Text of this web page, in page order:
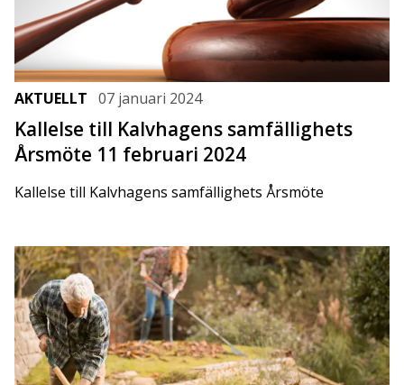
AKTUELLT 07 januari 2024
Kallelse till Kalvhagens samfällighets
Årsmöte 11 februari 2024
Kallelse till Kalvhagens samfällighets Årsmöte